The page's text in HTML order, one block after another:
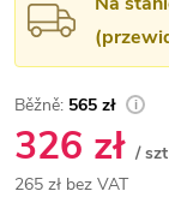
565 zł
326 zł / szt
265 zł bez VAT